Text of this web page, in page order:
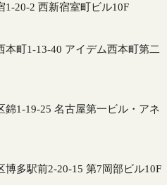
1-20-2 西新宿室町ビル10F
本町1-13-40 アイデム西本町第二
錦1-19-25 名古屋第一ビル・アネ
博多駅前2-20-15 第7岡部ビル10F